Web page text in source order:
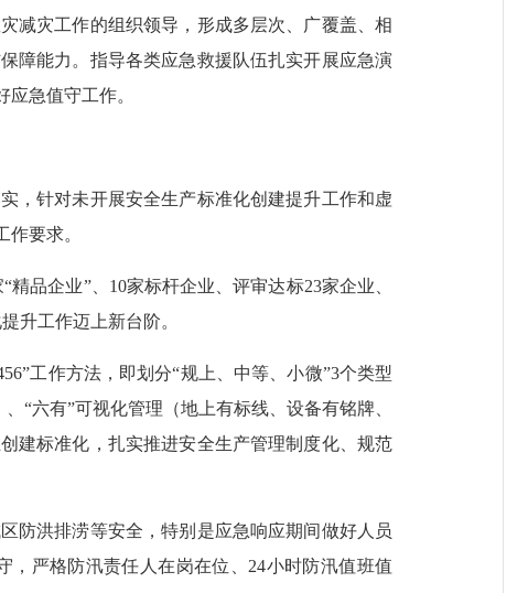
减灾工作的组织领导，形成多层次、广覆盖、相
障能力。指导各类应急救援队伍扎实开展应急演
急值守工作。
，针对未开展安全生产标准化创建提升工作和虚
要求。
品企业”、10家标杆企业、评审达标23家企业、
升工作迈上新台阶。
工作方法，即划分“规上、中等、小微”3个类型
“六有”可视化管理（地上有标线、设备有铭牌、
建标准化，扎实推进安全生产管理制度化、规范
防洪排涝等安全，特别是应急响应期间做好人员
严格防汛责任人在岗在位、24小时防汛值班值